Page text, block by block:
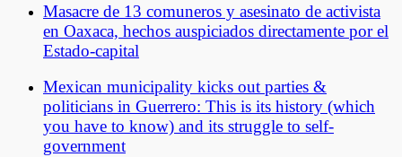
Masacre de 13 comuneros y asesinato de activista
en Oaxaca, hechos auspiciados directamente por el
Estado-capital
Mexican municipality kicks out parties &
politicians in Guerrero: This is its history (which
you have to know) and its struggle to self-
government